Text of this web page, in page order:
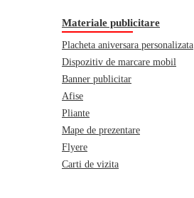
Materiale publicitare
Placheta aniversara personalizata
Dispozitiv de marcare mobil
Banner publicitar
Afise
Pliante
Mape de prezentare
Flyere
Carti de vizita